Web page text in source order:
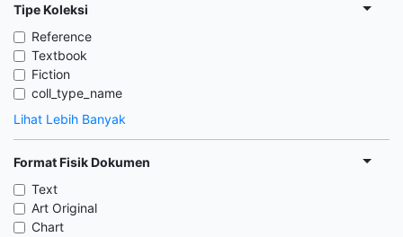
Tipe Koleksi
Reference
Textbook
Fiction
coll_type_name
Lihat Lebih Banyak
Format Fisik Dokumen
Text
Art Original
Chart